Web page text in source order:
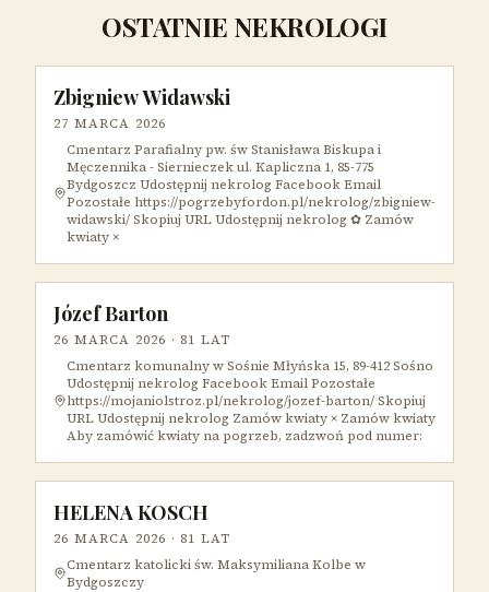
OSTATNIE NEKROLOGI
Zbigniew Widawski
27 MARCA 2026
Cmentarz Parafialny pw. św Stanisława Biskupa i
Męczennika - Siernieczek ul. Kapliczna 1, 85-775
Bydgoszcz Udostępnij nekrolog Facebook Email
Pozostałe https://pogrzebyfordon.pl/nekrolog/zbigniew-
widawski/ Skopiuj URL Udostępnij nekrolog ✿ Zamów
kwiaty ×
Józef Barton
26 MARCA 2026 · 81 LAT
Cmentarz komunalny w Sośnie Młyńska 15, 89-412 Sośno
Udostępnij nekrolog Facebook Email Pozostałe
https://mojaniolstroz.pl/nekrolog/jozef-barton/ Skopiuj
URL Udostępnij nekrolog Zamów kwiaty × Zamów kwiaty
Aby zamówić kwiaty na pogrzeb, zadzwoń pod numer:
HELENA KOSCH
26 MARCA 2026 · 81 LAT
Cmentarz katolicki św. Maksymiliana Kolbe w
Bydgoszczy